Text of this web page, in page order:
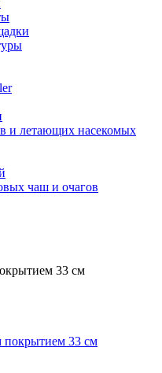
и летающих насекомых
чаш и очагов
33 см